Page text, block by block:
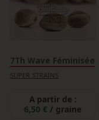
7Th Wave Féminisée
SUPER STRAINS
A partir de :
6,50 € / graine